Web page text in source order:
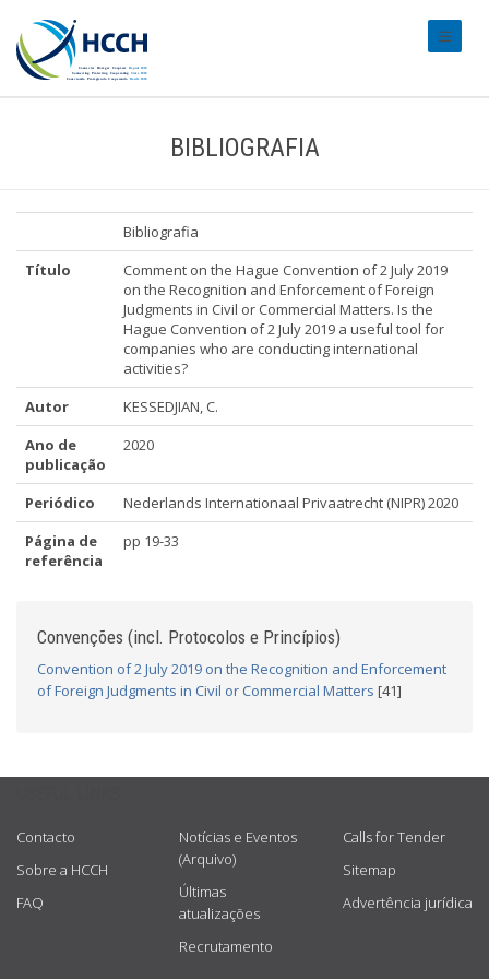
BIBLIOGRAFIA
Bibliografia
Título
Comment on the Hague Convention of 2 July 2019
on the Recognition and Enforcement of Foreign
Judgments in Civil or Commercial Matters. Is the
Hague Convention of 2 July 2019 a useful tool for
companies who are conducting international
activities?
Autor
KESSEDJIAN, C.
Ano de
publicação
2020
Periódico
Nederlands Internationaal Privaatrecht (NIPR) 2020
Página de
referência
pp 19-33
Convenções (incl. Protocolos e Princípios)
Convention of 2 July 2019 on the Recognition and Enforcement
of Foreign Judgments in Civil or Commercial Matters [41]
Contacto
Sobre a HCCH
FAQ
Notícias e Eventos
(Arquivo)
Últimas
atualizações
Recrutamento
Calls for Tender
Sitemap
Advertência jurídica